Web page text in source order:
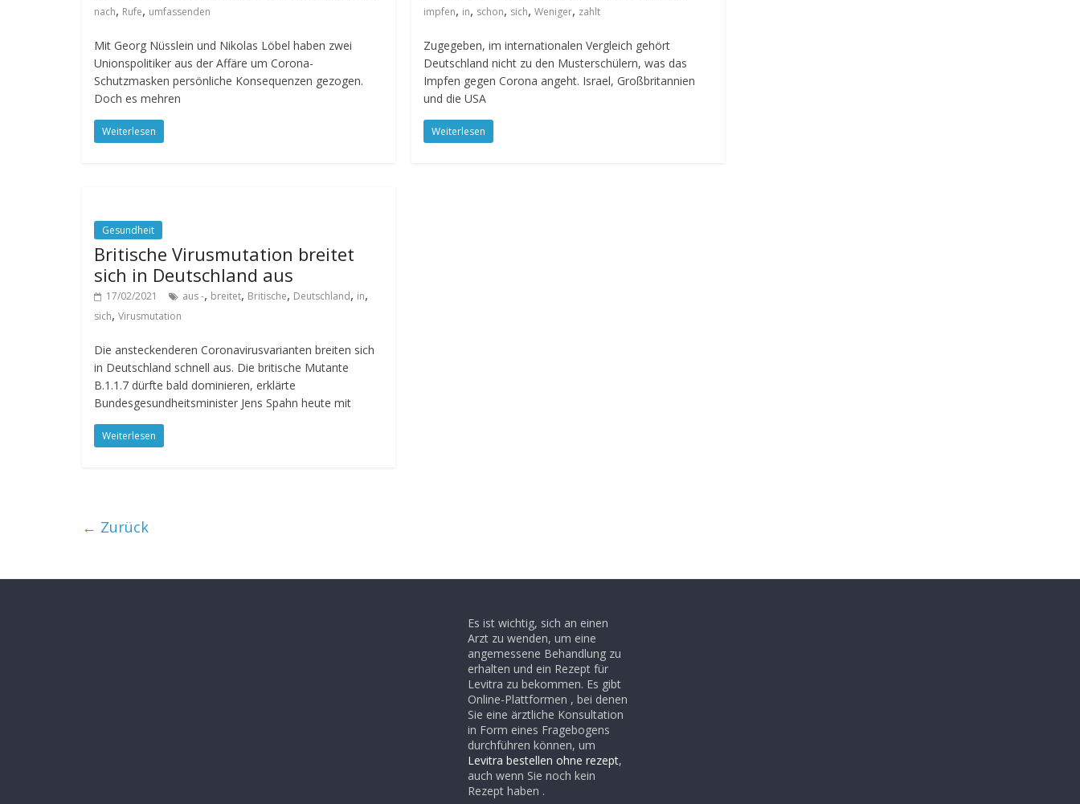
nach, Rufe, umfassenden
Mit Georg Nüsslein und Nikolas Löbel haben zwei
Unionspolitiker aus der Affäre um Corona-
Schutzmasken persönliche Konsequenzen gezogen.
Doch es mehren
Weiterlesen
impfen, in, schon, sich,Weniger, zahlt
Zugegeben, im internationalen Vergleich gehört
Deutschland nicht zu den Musterschülern, was das
Impfen gegen Corona angeht. Israel, Großbritannien
und die USA
Weiterlesen
Gesundheit
Britische Virusmutation breitet
sich in Deutschland aus
17/02/2021 aus -, breitet, Britische, Deutschland, in,
sich, Virusmutation
Die ansteckenderen Coronavirusvarianten breiten sich
in Deutschland schnell aus. Die britische Mutante
B.1.1.7 dürfte bald dominieren, erklärte
Bundesgesundheitsminister Jens Spahn heute mit
Weiterlesen
← Zurück
Es ist wichtig, sich an einen
Arzt zu wenden, um eine
angemessene Behandlung zu
erhalten und ein Rezept für
Levitra zu bekommen. Es gibt
Online-Plattformen , bei denen
Sie eine ärztliche Konsultation
in Form eines Fragebogens
durchführen können, um
Levitra bestellen ohne rezept,
auch wenn Sie noch kein
Rezept haben .